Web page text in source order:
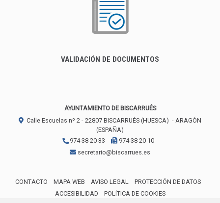
VALIDACIÓN DE DOCUMENTOS
AYUNTAMIENTO DE BISCARRUÉS
Calle Escuelas nº 2 - 22807 BISCARRUÉS (HUESCA) - ARAGÓN
(ESPAÑA)
974 38 20 33
974 38 20 10
secretario@biscarrues.es
CONTACTO MAPA WEB AVISO LEGAL
PROTECCIÓN DE DATOS
ACCESIBILIDAD
POLÍTICA DE COOKIES